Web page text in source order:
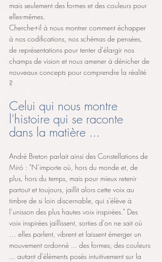
mais seulement des formes et des couleurs pour
elles-mêmes.
Cherche-t-il à nous montrer comment échapper
à nos codifications, nos schémas de pensées,
de représentations pour tenter d'élargir nos
champs de vision et nous amener à dénicher de
nouveaux concepts pour comprendre la réalité
?
Celui qui nous montre
l'histoire qui se raconte
dans la matière ...
André Breton parlait ainsi des Constellations de
Miró : "N’importe où, hors du monde et, de
plus, hors du temps, mais pour mieux retenir
partout et toujours, jaillit alors cette voix au
timbre de si loin discernable, qui s’élève à
l’unisson des plus hautes voix inspirées." Des
voix inspirées jaillissent, sorties d’on ne sait où
… elles parlent, vibrent et laissent émerger un
mouvement ordonné ... des formes, des couleurs
... autant d'éléments posés intuitivement sur la